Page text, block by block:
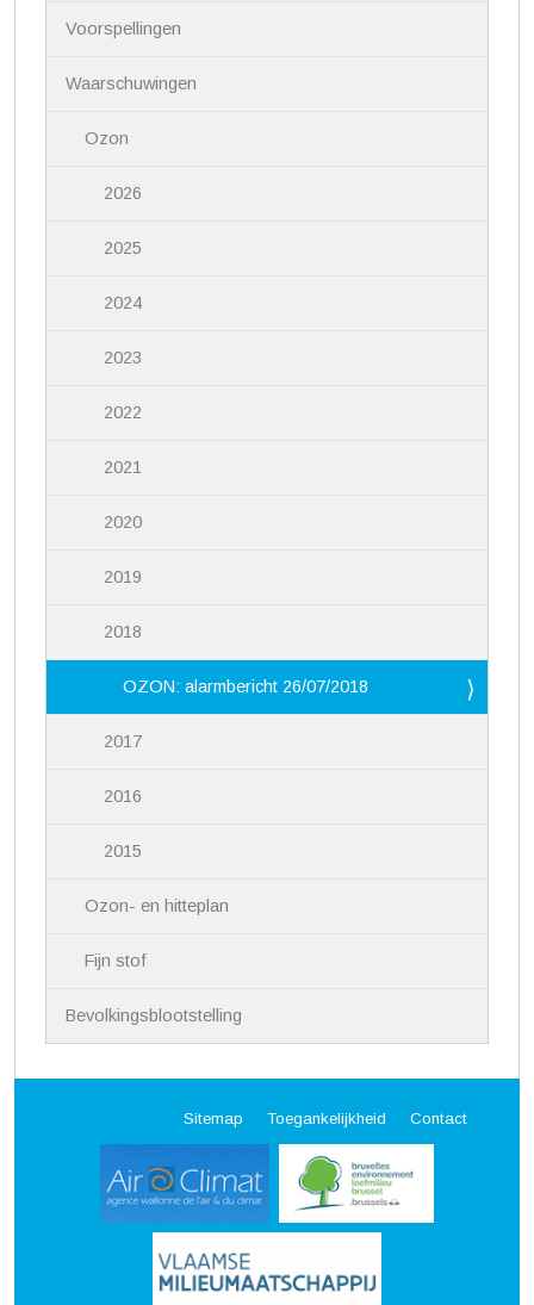
Voorspellingen
Waarschuwingen
Ozon
2026
2025
2024
2023
2022
2021
2020
2019
2018
OZON: alarmbericht 26/07/2018
2017
2016
2015
Ozon- en hitteplan
Fijn stof
Bevolkingsblootstelling
Sitemap Toegankelijkheid Contact